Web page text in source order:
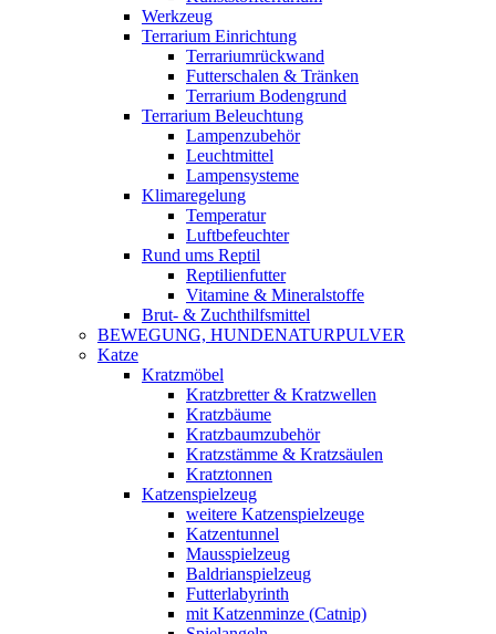
Werkzeug
Terrarium Einrichtung
Terrariumrückwand
Futterschalen & Tränken
Terrarium Bodengrund
Terrarium Beleuchtung
Lampenzubehör
Leuchtmittel
Lampensysteme
Klimaregelung
Temperatur
Luftbefeuchter
Rund ums Reptil
Reptilienfutter
Vitamine & Mineralstoffe
Brut- & Zuchthilfsmittel
BEWEGUNG, HUNDENATURPULVER
Katze
Kratzmöbel
Kratzbretter & Kratzwellen
Kratzbäume
Kratzbaumzubehör
Kratzstämme & Kratzsäulen
Kratztonnen
Katzenspielzeug
weitere Katzenspielzeuge
Katzentunnel
Mausspielzeug
Baldrianspielzeug
Futterlabyrinth
mit Katzenminze (Catnip)